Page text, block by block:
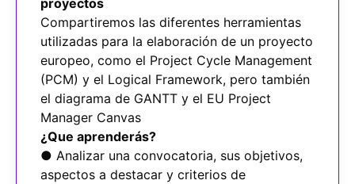
Compartiremos las diferentes herramientas
utilizadas para la elaboración de un proyecto
europeo, como el Project Cycle Management
(PCM) y el Logical Framework, pero también
el diagrama de GANTT y el EU Project
Manager Canvas
¿Que aprenderás?
● Analizar una convocatoria, sus objetivos,
aspectos a destacar y criterios de